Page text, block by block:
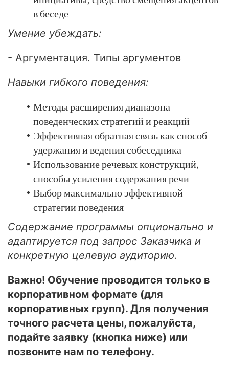
и спикеры Кейсы и статьи Видеоуроки
в беседе
Умение убеждать:
- Аргументация. Типы аргументов
Навыки гибкого поведения:
Методы расширения диапазона
поведенческих стратегий и реакций
Эффективная обратная связь как способ
удержания и ведения собеседника
Использование речевых конструкций,
способы усиления содержания речи
Выбор максимально эффективной
стратегии поведения
Содержание программы опционально и
адаптируется под запрос Заказчика и
конкретную целевую аудиторию.
Важно! Обучение проводится только в
корпоративном формате (для
корпоративных групп). Для получения
точного расчета цены, пожалуйста,
подайте заявку (кнопка ниже) или
позвоните нам по телефону.